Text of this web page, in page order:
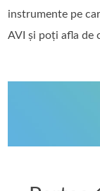
instrumente pe
AVI și poți afla de